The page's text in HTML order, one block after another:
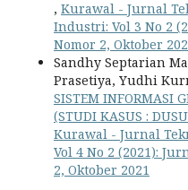
, Kurawal - Jurnal
Industri: Vol 3 No 2
Nomor 2, Oktober
Sandhy Septarian
Prasetiya, Yudhi
SISTEM INFORMASI
(STUDI KASUS :
Kurawal - Jurnal
Vol 4 No 2 (2021):
2, Oktober 2021